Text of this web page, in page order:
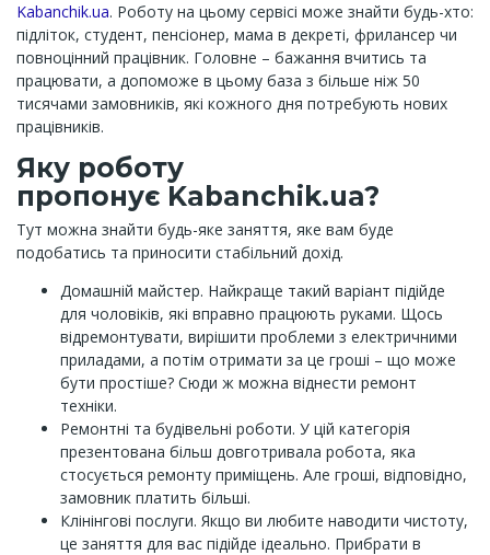
Kabanchik.ua. Роботу на цьому сервісі може знайти будь-хто:
підліток, студент, пенсіонер, мама в декреті, фрилансер чи
повноцінний працівник. Головне – бажання вчитись та
працювати, а допоможе в цьому база з більше ніж 50
тисячами замовників, які кожного дня потребують нових
працівників.
Яку роботу
пропонує Kabanchik.ua?
Тут можна знайти будь-яке заняття, яке вам буде
подобатись та приносити стабільний дохід.
Домашній майстер. Найкраще такий варіант підійде
для чоловіків, які вправно працюють руками. Щось
відремонтувати, вирішити проблеми з електричними
приладами, а потім отримати за це гроші – що може
бути простіше? Сюди ж можна віднести ремонт
техніки.
Ремонтні та будівельні роботи. У цій категорія
презентована більш довготривала робота, яка
стосується ремонту приміщень. Але гроші, відповідно,
замовник платить більші.
Клінінгові послуги. Якщо ви любите наводити чистоту,
це заняття для вас підійде ідеально. Прибрати в